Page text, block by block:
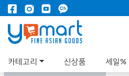
카테고리 신상품 세일%